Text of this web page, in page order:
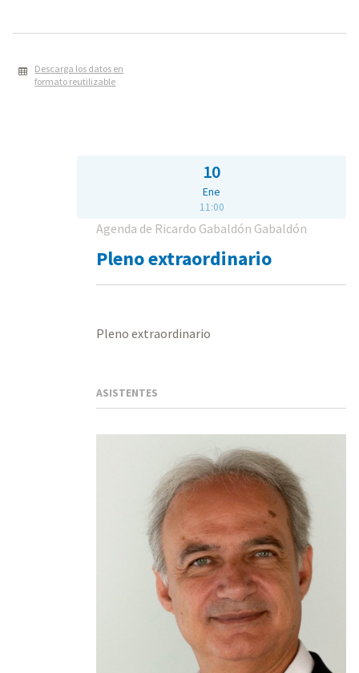
Descarga los datos en
formato reutilizable
10
Ene
11:00
Agenda de Ricardo Gabaldón Gabaldón
Pleno extraordinario
Pleno extraordinario
ASISTENTES